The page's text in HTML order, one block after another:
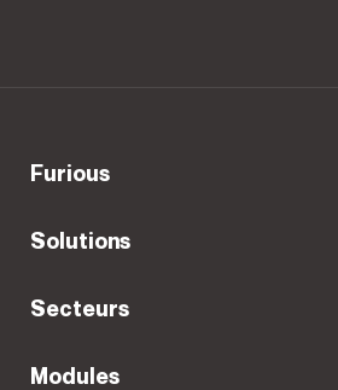
furious
Solutions
Secteurs
Modules